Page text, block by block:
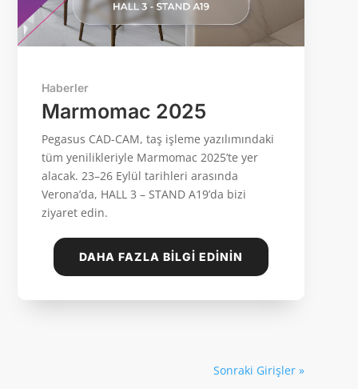
Marmomac 2025
Haberler
Pegasus CAD-CAM, taş işleme yazılımındaki
tüm yenilikleriyle Marmomac 2025’te yer
alacak. 23–26 Eylül tarihleri arasında
Verona’da, HALL 3 – STAND A19’da bizi
ziyaret edin.
DAHA FAZLA BILGI EDININ
Sonraki Girişler »